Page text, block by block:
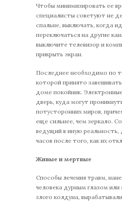
Чтобы минимизировать ее
специалисты советуют не
спальне, выключать, когда
переключаться на другие
выключите телевизор и
прикрыть экран.
Последнее необходимо по
которой принято
доме покойник.
дверь, куда могут
потусторонних миров,
еще сильнее, чем зеркало.
ведущий в иную реальность,
часов после того, как их
Живые и мертвые
Способы лечения травм,
человека дурным глазом
злого колдуна,